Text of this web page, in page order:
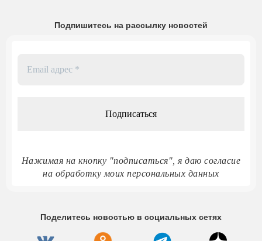
Подпишитесь на рассылку новостей
Нажимая на кнопку "подписаться", я даю согласие
на обработку моих персональных данных
Поделитесь новостью в социальных сетях